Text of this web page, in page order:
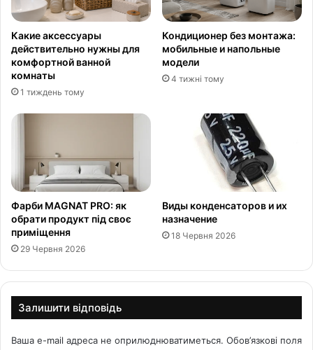
Какие аксессуары
действительно нужны для
комфортной ванной
комнаты
1 тиждень тому
Кондиционер без монтажа:
мобильные и напольные
модели
4 тижні тому
Фарби MAGNAT PRO: як
обрати продукт під своє
приміщення
29 Червня 2026
Виды конденсаторов и их
назначение
18 Червня 2026
Залишити відповідь
Ваша e-mail адреса не оприлюднюватиметься. Обов’язкові поля